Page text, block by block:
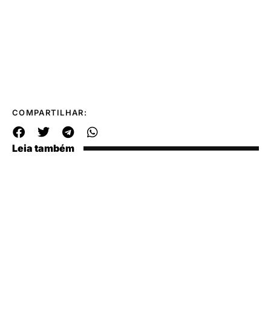
COMPARTILHAR:
Leia também